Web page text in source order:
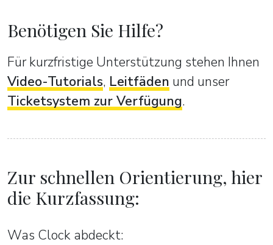
Benötigen Sie Hilfe?
Für kurzfristige Unterstützung stehen Ihnen
Video-Tutorials, Leitfäden und unser
Ticketsystem zur Verfügung.
Zur schnellen Orientierung, hier
die Kurzfassung:
Was Clock abdeckt: